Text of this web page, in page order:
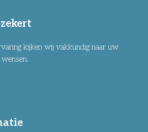
kijken wij vakkundig naar uw